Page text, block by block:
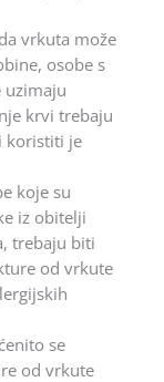
vrkuta može
osobe s
uzimaju
krvi trebaju
koristiti je
koje su
iz obitelji
trebaju biti
od vrkute
se
od vrkute